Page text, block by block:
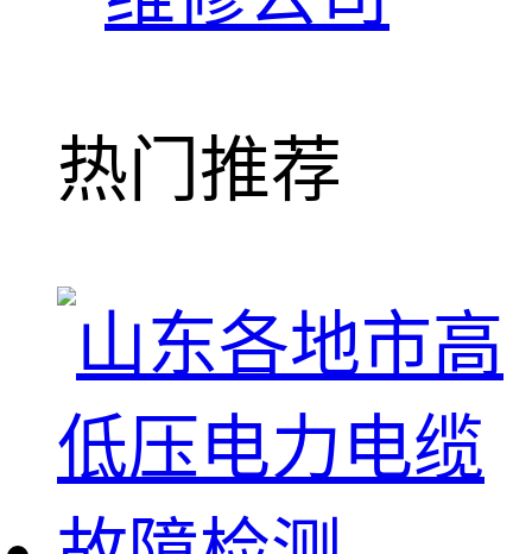
热门推荐